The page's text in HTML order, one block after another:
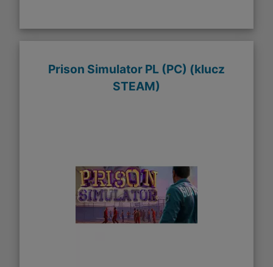
Prison Simulator PL (PC) (klucz
STEAM)